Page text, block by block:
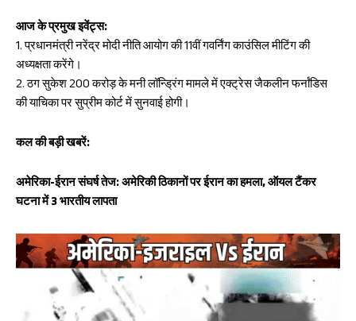
आज के प्रमुख इवेंट्स:
1. प्रधानमंत्री नरेंद्र मोदी नीति आयोग की 11वीं गवर्निंग काउंसिल मीटिंग की
अध्यक्षता करेंगे।
2. ठग सुकेश 200 करोड़ के मनी लॉन्ड्रिंग मामले में एक्ट्रेस जैकलीन फर्नांडिस
की याचिका पर सुप्रीम कोर्ट में सुनवाई होगी।
कल की बड़ी खबरें:
अमेरिका-ईरान संघर्ष तेज: अमेरिकी ठिकानों पर ईरान का हमला, ऑयल टैंकर
घटना में 3 भारतीय लापता